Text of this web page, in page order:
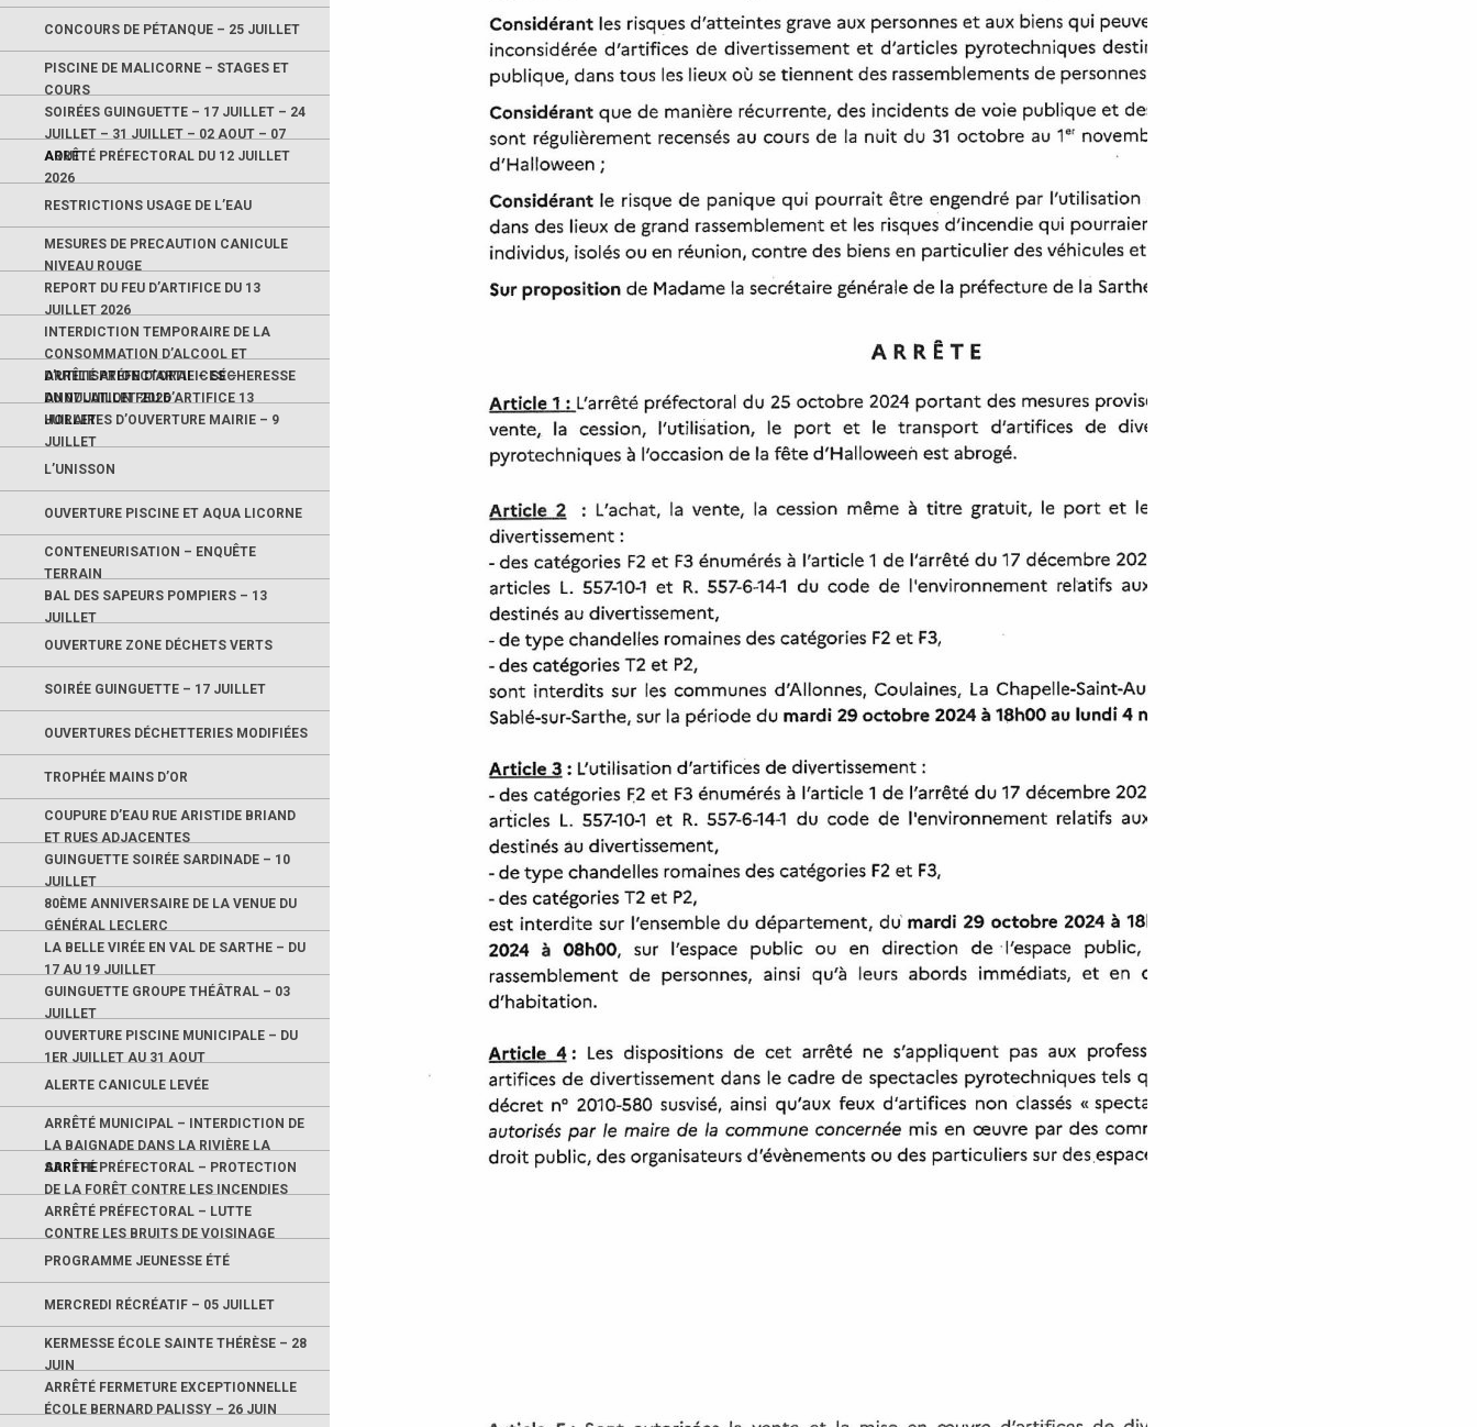
CONCOURS DE PÉTANQUE – 25 JUILLET
PISCINE DE MALICORNE – STAGES ET
COURS
SOIRÉES GUINGUETTE – 17 JUILLET – 24
JUILLET – 31 JUILLET – 02 AOUT – 07
AOUT
ARRÊTÉ PRÉFECTORAL DU 12 JUILLET
2026
RESTRICTIONS USAGE DE L’EAU
MESURES DE PRECAUTION CANICULE
NIVEAU ROUGE
REPORT DU FEU D’ARTIFICE DU 13
JUILLET 2026
INTERDICTION TEMPORAIRE DE LA
CONSOMMATION D’ALCOOL ET
D’UTILISATION D’ARTIFICES –
ANNULATION FEU D’ARTIFICE 13
JUILLET
ARRÊTÉ PRÉFECTORAL – SÉCHERESSE
DU 07 JUILLET 2026
HORAIRES D’OUVERTURE MAIRIE – 9
JUILLET
L’UNISSON
OUVERTURE PISCINE ET AQUA LICORNE
CONTENEURISATION – ENQUÊTE
TERRAIN
BAL DES SAPEURS POMPIERS – 13
JUILLET
OUVERTURE ZONE DÉCHETS VERTS
SOIRÉE GUINGUETTE – 17 JUILLET
OUVERTURES DÉCHETTERIES MODIFIÉES
TROPHÉE MAINS D’OR
COUPURE D’EAU RUE ARISTIDE BRIAND
ET RUES ADJACENTES
GUINGUETTE SOIRÉE SARDINADE – 10
JUILLET
80ÈME ANNIVERSAIRE DE LA VENUE DU
GÉNÉRAL LECLERC
LA BELLE VIRÉE EN VAL DE SARTHE – DU
17 AU 19 JUILLET
GUINGUETTE GROUPE THÉÂTRAL – 03
JUILLET
OUVERTURE PISCINE MUNICIPALE – DU
1ER JUILLET AU 31 AOUT
ALERTE CANICULE LEVÉE
ARRÊTÉ MUNICIPAL – INTERDICTION DE
LA BAIGNADE DANS LA RIVIÈRE LA
SARTHE
ARRÊTÉ PRÉFECTORAL – PROTECTION
DE LA FORÊT CONTRE LES INCENDIES
ARRÊTÉ PRÉFECTORAL – LUTTE
CONTRE LES BRUITS DE VOISINAGE
PROGRAMME JEUNESSE ÉTÉ
MERCREDI RÉCRÉATIF – 05 JUILLET
KERMESSE ÉCOLE SAINTE THÉRÈSE – 28
JUIN
ARRÊTÉ FERMETURE EXCEPTIONNELLE
ÉCOLE BERNARD PALISSY – 26 JUIN